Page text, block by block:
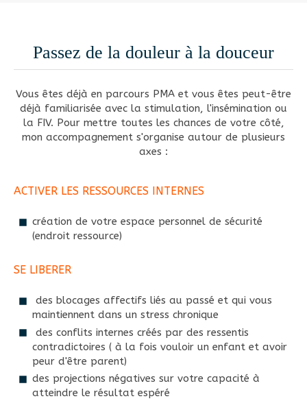
Passez de la douleur à la douceur
Vous êtes déjà en parcours PMA et vous êtes peut-être
déjà familiarisée avec la stimulation, l'insémination ou
la FIV. Pour mettre toutes les chances de votre côté,
mon accompagnement s'organise autour de plusieurs
axes :
ACTIVER LES RESSOURCES INTERNES
création de votre espace personnel de sécurité
(endroit ressource)
SE LIBERER
des blocages affectifs liés au passé et qui vous
maintiennent dans un stress chronique
des conflits internes créés par des ressentis
contradictoires ( à la fois vouloir un enfant et avoir
peur d'être parent)
des projections négatives sur votre capacité à
atteindre le résultat espéré